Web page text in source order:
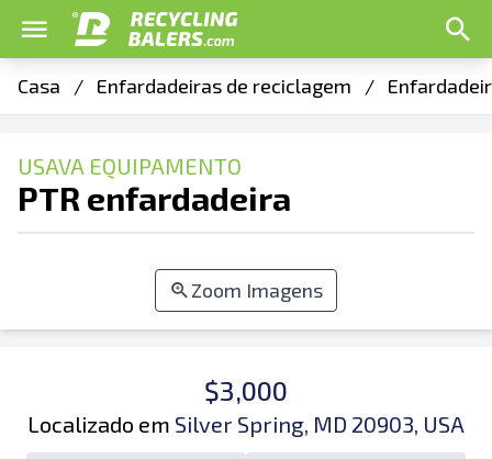
Casa / Enfardadeiras de reciclagem /
USAVA EQUIPAMENTO
PTR enfardadeira
Zoom Imagens
$3,000
Localizado em Silver Spring, MD 20903, USA